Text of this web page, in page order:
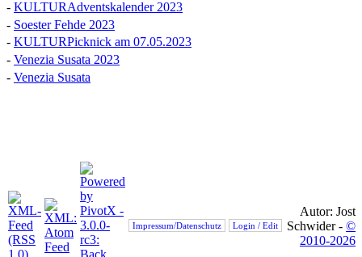
- KULTURAdventskalender 2023
- Soester Fehde 2023
- KULTURPicknick am 07.05.2023
- Venezia Susata 2023
- Venezia Susata
Impressum/Datenschutz Login / Edit
Autor: Jost
Schwider - ©
2010-2026